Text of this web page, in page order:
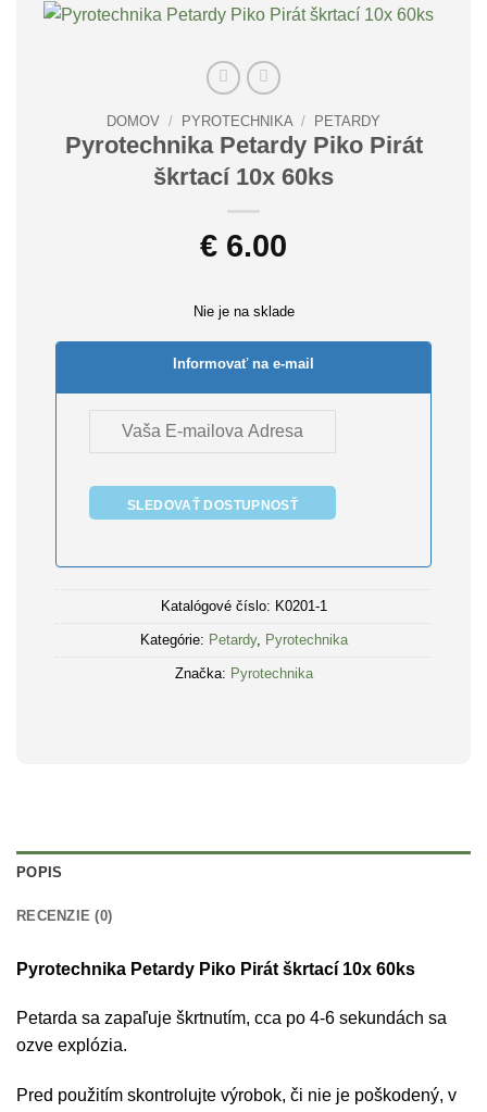
DOMOV / PYROTECHNIKA / PETARDY
Pyrotechnika Petardy Piko Pirát
škrtací 10x 60ks
€ 6.00
Nie je na sklade
Informovať na e-mail
SLEDOVAŤ DOSTUPNOSŤ
Katalógové číslo: K0201-1
Kategórie: Petardy, Pyrotechnika
Značka: Pyrotechnika
POPIS
RECENZIE (0)
Pyrotechnika Petardy Piko Pirát škrtací 10x 60ks
Petarda sa zapaľuje škrtnutím, cca po 4-6 sekundách sa
ozve explózia.
Pred použitím skontrolujte výrobok, či nie je poškodený, v